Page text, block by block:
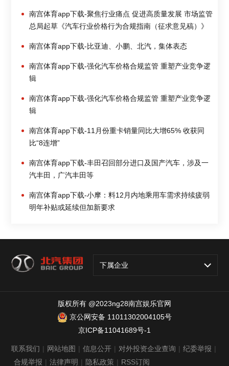
南宫体育app下载-聚焦行业痛点 促进高质量发展 市场监管
总局起草《汽车行业价格行为合规指南（征求意见稿）》
南宫体育app下载-比亚迪、小鹏、北汽，集体表态
南宫体育app下载-强化汽车价格合规监管 重塑产业竞争逻
辑
南宫体育app下载-强化汽车价格合规监管 重塑产业竞争逻
辑
南宫体育app下载-11月份重卡销量同比大增65% 收获同
比“8连增”
南宫体育app下载-丰田召回部分进口及国产汽车，涉及一
汽丰田，广汽丰田等
南宫体育app下载-小摩：料12月内地乘用车需求持续疲弱
明年补贴或延续但加新要求
下属企业
版权所有 @2023ng28南宫娱乐官网
京公网安备 11011302004105号
京ICP备11041689号-1
联系我们 | 网站地图 | 信息公开 | 对外投资企业查询 | 纪委举报 |
合规举报 | 法律声明 | 隐私政策 | RSS订阅